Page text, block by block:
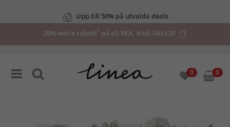
Upp till 50% på utvalda deals
20% extra rabatt*på all REA. Kod: SALE20
0 0